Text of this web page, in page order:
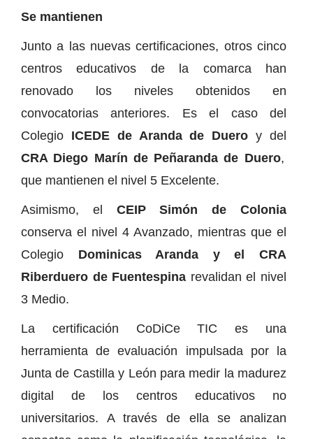
Se mantienen
Junto a las nuevas certificaciones, otros cinco
centros educativos de la comarca han
renovado los niveles obtenidos en
convocatorias anteriores. Es el caso del
Colegio ICEDE de Aranda de Dueroy del
CRA Diego Marín de Peñaranda de Duero,
que mantienen el nivel 5 Excelente.
Asimismo, el CEIP Simón de Colonia
conserva el nivel 4 Avanzado, mientras que el
Colegio Dominicas Aranda y el CRA
Riberduero de Fuentespina revalidan el nivel
3 Medio.
La certificación CoDiCe TIC es una
herramienta de evaluación impulsada por la
Junta de Castilla y León para medir la madurez
digital de los centros educativos no
universitarios. A través de ella se analizan